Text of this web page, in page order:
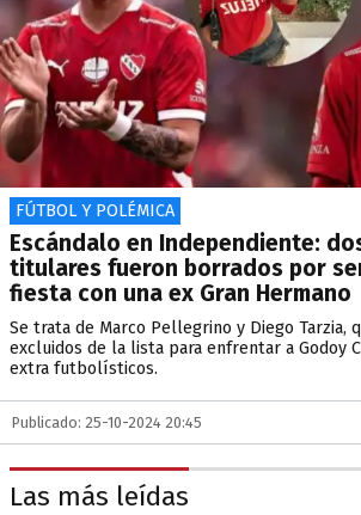
FÚTBOL Y POLÉMICA
Escándalo en Independiente:
titulares fueron borrados por
fiesta con una ex Gran Hermano
Se trata de Marco Pellegrino y Diego Tarzia,
excluidos de la lista para enfrentar a Godoy
extra futbolísticos.
Publicado: 25-10-2024 20:45
Las más leídas